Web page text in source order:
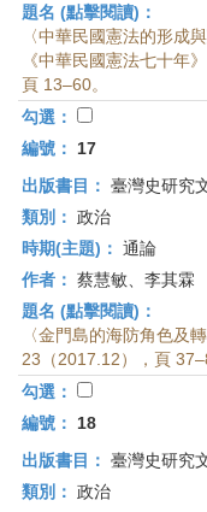
題名 (點擊閱讀)：
〈中華民國憲法的形成
《中華民國憲法七十年
頁 13–60。
勾選：
編號：
17
出版書目： 臺灣史研究
類別： 政治
時期(主題)： 通論
作者： 蔡慧敏、李其霖
題名 (點擊閱讀)：
〈金門島的海防角色及
23（2017.12），頁
勾選：
編號：
18
出版書目： 臺灣史研究
類別： 政治